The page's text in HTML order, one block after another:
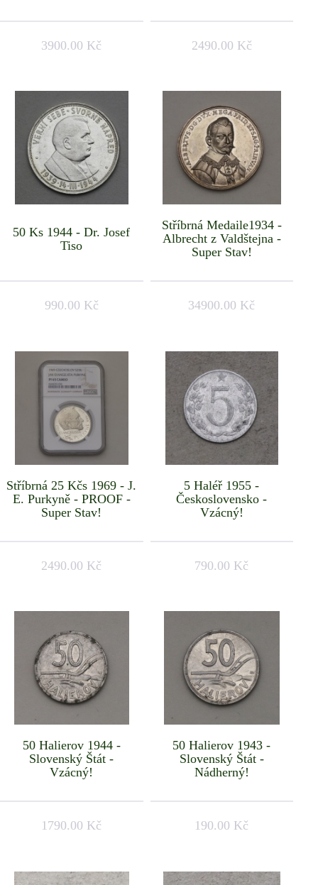
3900.00 Kč 2490.00 Kč
50 Ks 1944 - Dr. Josef
Tiso
990.00 Kč
Stříbrná Medaile1934 -
Albrecht z Valdštejna -
Super Stav!
34900.00 Kč
Stříbrná 25 Kčs 1969 - J.
E. Purkyně - PROOF -
Super Stav!
2490.00 Kč
5 Haléř 1955 -
Československo -
Vzácný!
790.00 Kč
50 Halierov 1944 -
Slovenský Štát -
Vzácný!
1790.00 Kč
50 Halierov 1943 -
Slovenský Štát -
Nádherný!
190.00 Kč